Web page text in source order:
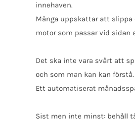
innehaven.
Många uppskattar att slippa
motor som passar vid sidan
Det ska inte vara svårt att
och som man kan kan
Ett automatiserat
Sist men inte minst: behåll